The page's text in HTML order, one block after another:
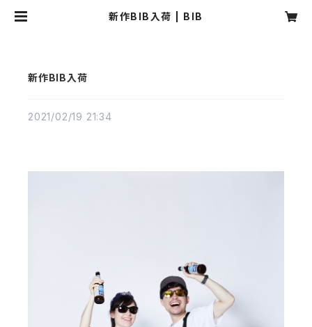
新作BIB入荷 | BIB
新作BIB入荷
2021/02/19 21:34